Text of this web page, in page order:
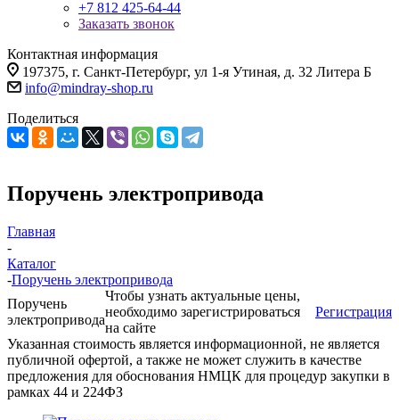
+7 812 425-64-44
Заказать звонок
Контактная информация
197375, г. Санкт-Петербург, ул 1-я Утиная, д. 32 Литера Б
info@mindray-shop.ru
Поделиться
Поручень электропривода
Главная
-
Каталог
-Поручень электропривода
Поручень
электропривода
Чтобы узнать актуальные цены,
необходимо зарегистрироваться
на сайте
Регистрация
Указанная стоимость является информационной, не является
публичной офертой, а также не может служить в качестве
предложения для обоснования НМЦК для процедур закупки в
рамках 44 и 224ФЗ